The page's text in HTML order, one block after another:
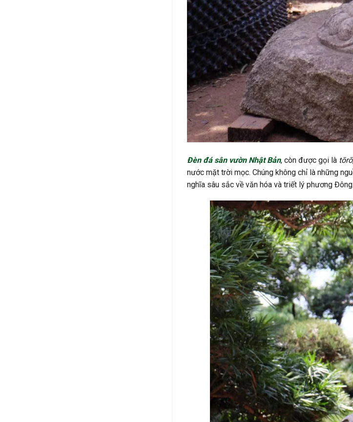
Đèn đá sân vườn Nhật Bản, còn được gọi là tōrō
nước mặt trời mọc. Chúng không chỉ là những
nghĩa sâu sắc về văn hóa và triết lý phương Đông.